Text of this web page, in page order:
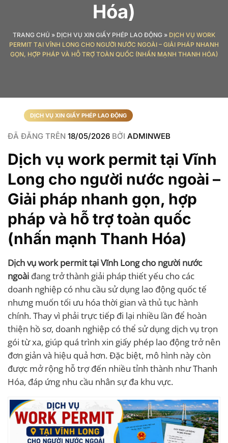
Hóa)
TRANG CHỦ » DỊCH VỤ XIN GIẤY PHÉP LAO ĐỘNG » DỊCH VỤ WORK
PERMIT TẠI VĨNH LONG CHO NGƯỜI NƯỚC NGOÀI – GIẢI PHÁP NHANH
GỌN, HỢP PHÁP VÀ HỖ TRỢ TOÀN QUỐC (NHẤN MẠNH THANH HÓA)
DỊCH VỤ XIN GIẤY PHÉP LAO ĐỘNG
ĐÃ ĐĂNG TRÊN 18/05/2026 BỞI ADMINWEB
Dịch vụ work permit tại Vĩnh
Long cho người nước ngoài –
Giải pháp nhanh gọn, hợp
pháp và hỗ trợ toàn quốc
(nhấn mạnh Thanh Hóa)
Dịch vụ work permit tại Vĩnh Long cho người nước
ngoài đang trở thành giải pháp thiết yếu cho các
doanh nghiệp có nhu cầu sử dụng lao động quốc tế
nhưng muốn tối ưu hóa thời gian và thủ tục hành
chính. Thay vì phải trực tiếp đi lại nhiều lần để hoàn
thiện hồ sơ, doanh nghiệp có thể sử dụng dịch vụ trọn
gói từ xa, giúp quá trình xin giấy phép lao động trở nên
đơn giản và hiệu quả hơn. Đặc biệt, mô hình này còn
được mở rộng hỗ trợ đến nhiều tỉnh thành như Thanh
Hóa, đáp ứng nhu cầu nhân sự đa khu vực.